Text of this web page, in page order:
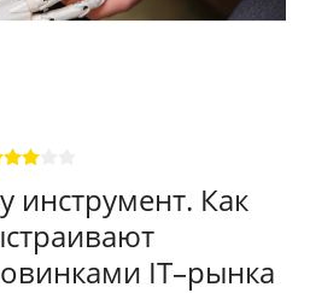
инструмент. Как
IT–рынка